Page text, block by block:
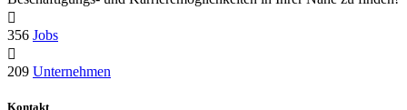
356 Jobs
209 Unternehmen
Kontakt